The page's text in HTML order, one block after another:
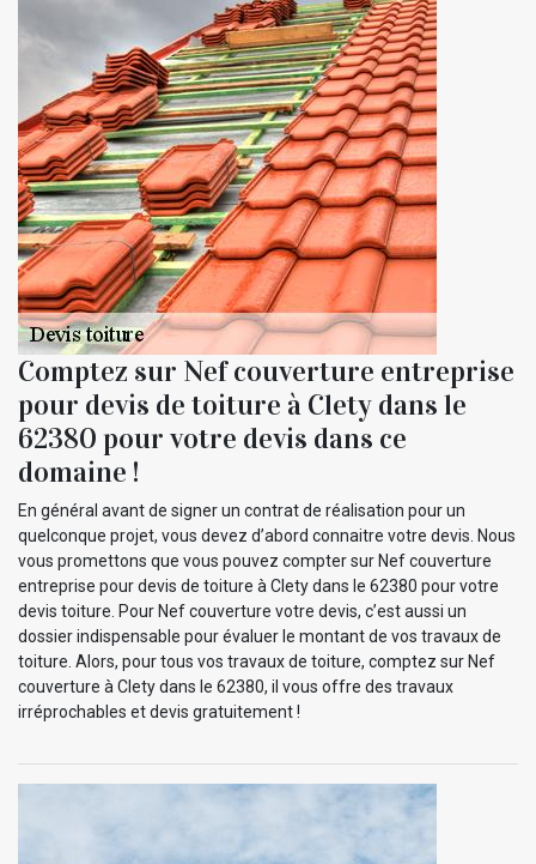
Comptez sur Nef couverture entreprise
pour devis de toiture à Clety dans le
62380 pour votre devis dans ce
domaine !
En général avant de signer un contrat de réalisation pour un
quelconque projet, vous devez d’abord connaitre votre devis. Nous
vous promettons que vous pouvez compter sur Nef couverture
entreprise pour devis de toiture à Clety dans le 62380 pour votre
devis toiture. Pour Nef couverture votre devis, c’est aussi un
dossier indispensable pour évaluer le montant de vos travaux de
toiture. Alors, pour tous vos travaux de toiture, comptez sur Nef
couverture à Clety dans le 62380, il vous offre des travaux
irréprochables et devis gratuitement !